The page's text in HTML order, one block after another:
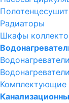
Радиаторы
Шкафы
Комплектующие